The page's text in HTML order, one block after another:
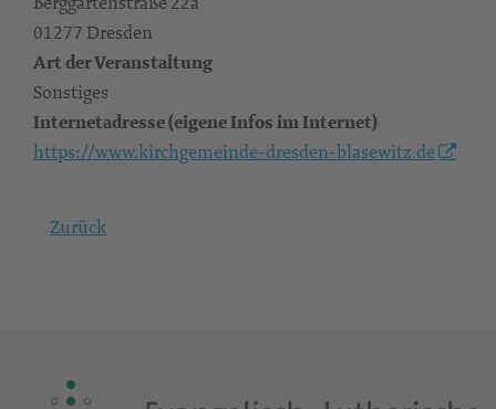
01277 Dresden
Art der Veranstaltung
Sonstiges
Internetadresse (eigene Infos im Internet)
https://www.kirchgemeinde-dresden-blasewitz.de
Zurück